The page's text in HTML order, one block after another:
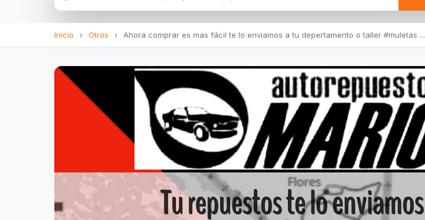
Inicio › Otros › Ahora comprar es mas fácil te lo enviamos a tu depertamento o taller #muletas ...